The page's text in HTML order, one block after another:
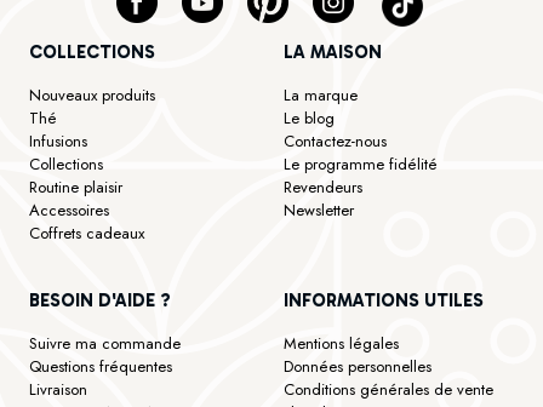
COLLECTIONS
Nouveaux produits
Thé
Infusions
Collections
Routine plaisir
Accessoires
Coffrets cadeaux
LA MAISON
La marque
Le blog
Contactez-nous
Le programme fidélité
Revendeurs
Newsletter
BESOIN D'AIDE ?
Suivre ma commande
Questions fréquentes
Livraison
INFORMATIONS UTILES
Mentions légales
Données personnelles
Conditions générales de vente